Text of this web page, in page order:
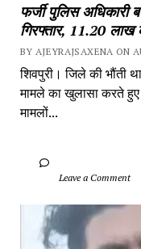
फर्जी पुलिस अधिकारी
गिरफ्तार, 11.20
BY AJEYRAJSAXENA ON
शिवपुरी। जिले की भौंती
मामले का खुलासा करते
मामलों...
		Leave a Comment